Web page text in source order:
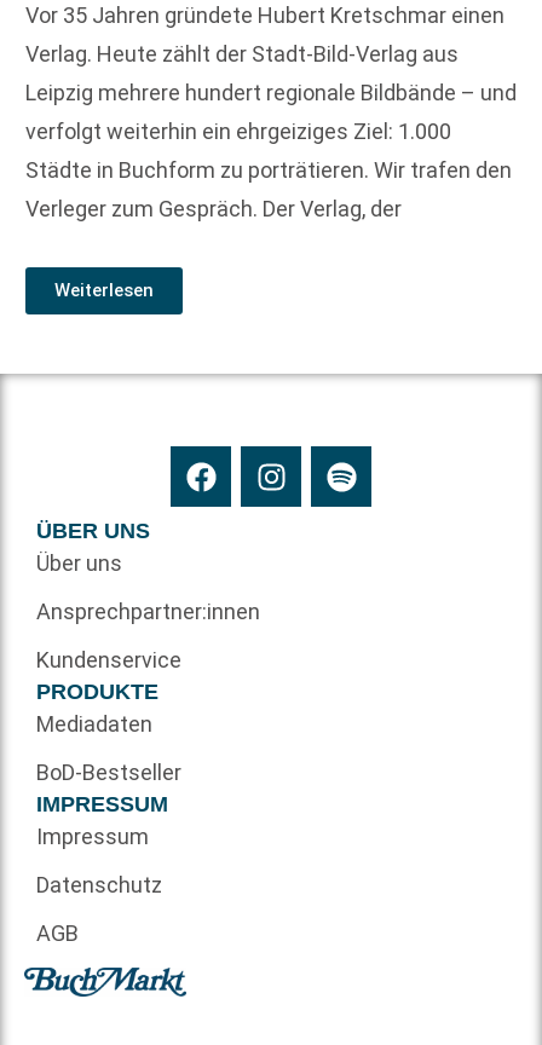
Vor 35 Jahren gründete Hubert Kretschmar einen
Verlag. Heute zählt der Stadt-Bild-Verlag aus
Leipzig mehrere hundert regionale Bildbände – und
verfolgt weiterhin ein ehrgeiziges Ziel: 1.000
Städte in Buchform zu porträtieren. Wir trafen den
Verleger zum Gespräch. Der Verlag, der
Weiterlesen
ÜBER UNS
Über uns
Ansprechpartner:innen
Kundenservice
PRODUKTE
Mediadaten
BoD-Bestseller
IMPRESSUM
Impressum
Datenschutz
AGB